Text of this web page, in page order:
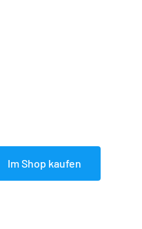
Im Shop kaufen